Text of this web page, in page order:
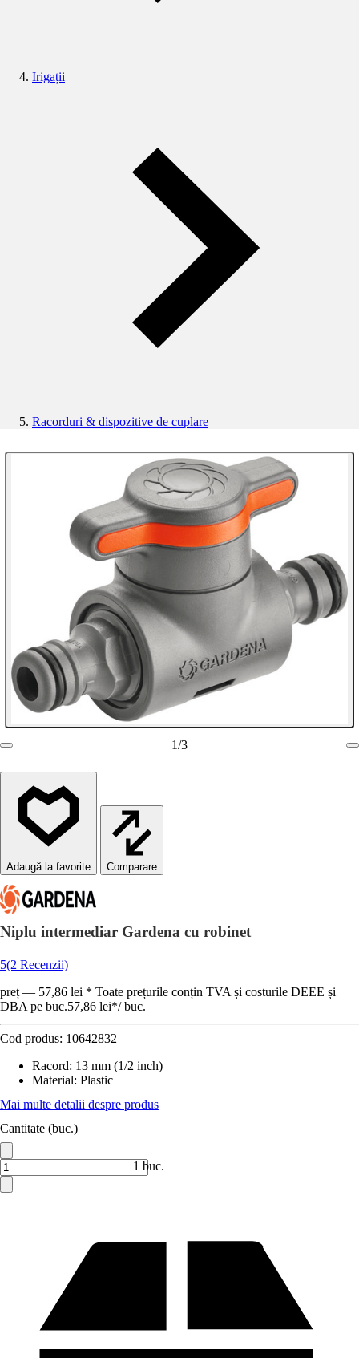
Irigații
Racorduri & dispozitive de cuplare
1/3
Comparare
Niplu intermediar Gardena cu robinet
5(2 Recenzii)
preț — 57,86 lei * Toate prețurile conțin TVA și costurile DEEE și
DBA pe buc.57,86 lei*/ buc.
Cod produs: 10642832
Racord: 13 mm (1/2 inch)
Material: Plastic
Mai multe detalii despre produs
Cantitate (buc.)
1 buc.